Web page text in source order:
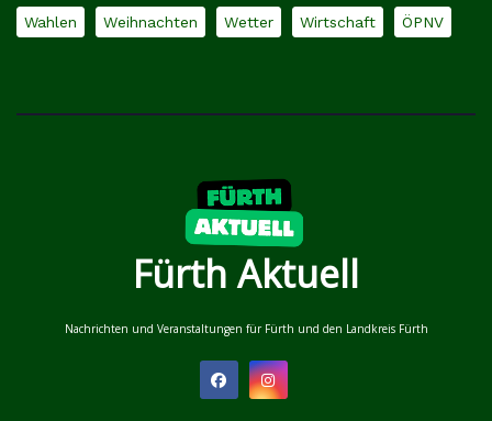
Wahlen Weihnachten Wetter Wirtschaft ÖPNV
Fürth Aktuell
Nachrichten und Veranstaltungen für Fürth und den Landkreis Fürth